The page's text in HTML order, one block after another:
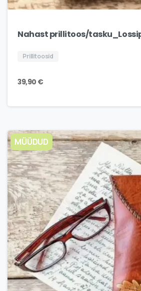
Nahast prillitoos/
Prillitoosid
39,90 €
MÜÜDUD